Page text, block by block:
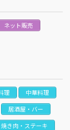
ネット販売
理
中華料理
居酒屋・バー
焼き肉・ステーキ